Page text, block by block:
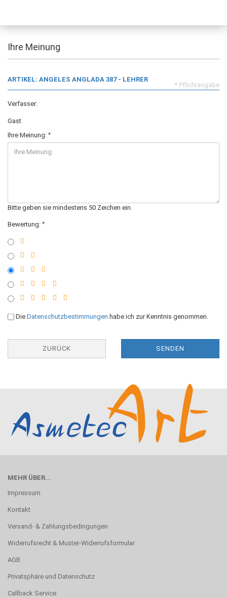
Ihre Meinung
ARTIKEL: ANGELES ANGLADA 387 - LEHRER
Verfasser:
Gast
Ihre Meinung:
Bitte geben sie mindestens 50 Zeichen ein.
Bewertung:
Die Datenschutzbestimmungen habe ich zur Kenntnis genommen.
ZURÜCK SENDEN
* Pflichtangabe
MEHR ÜBER...
Impressum
Kontakt
Versand- & Zahlungsbedingungen
Widerrufsrecht & Muster-Widerrufsformular
AGB
Privatsphäre und Datenschutz
Callback Service